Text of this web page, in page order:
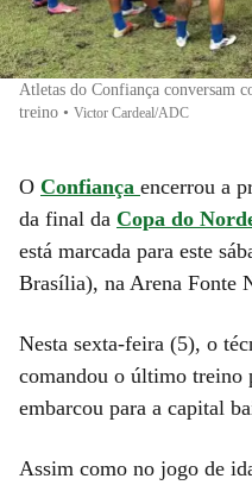
Atletas do Confiança conversam
treino • Victor Cardeal/ADC
O Confiança encerrou a
da final da Copa do
está marcada para este
Brasília), na Arena Fonte
Nesta sexta-feira (5), o
comandou o último treino
embarcou para a capital
Assim como no jogo de